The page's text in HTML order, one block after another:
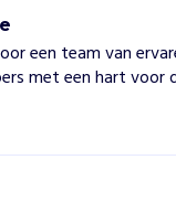
een team van
met een hart voor